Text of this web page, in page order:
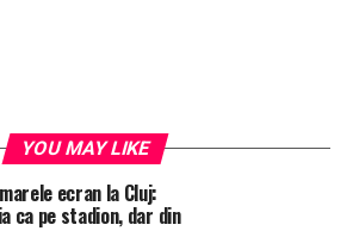
YOU MAY LIKE
ecran la Cluj:
ca pe stadion, dar din